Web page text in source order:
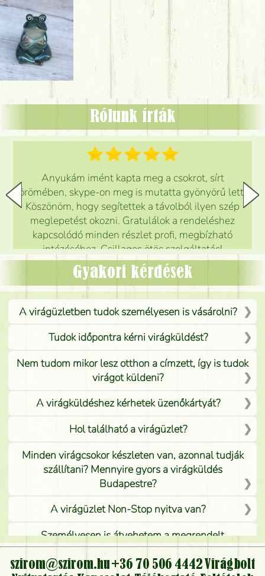
Rólunk írták
Anyukám imént kapta meg a csokrot, sírt
örömében, skype-on meg is mutatta gyönyörű lett.
Köszönöm, hogy segítettek a távolból ilyen szép
meglepetést okozni. Gratulálok a rendeléshez
kapcsolódó minden részlet profi, megbízható
intézéséhez. Csillagos ötös szolgáltatás!
Mónika
Gyakori kérdések
A virágüzletben tudok személyesen is vásárolni?
Tudok időpontra kérni virágküldést?
Nem tudom mikor lesz otthon a címzett, így is tudok
virágot küldeni?
A virágküldéshez kérhetek üzenőkártyát?
Hol található a virágüzlet?
Minden virágcsokor készleten van, azonnal tudják
szállítani? Mennyire gyors a virágküldés
Budapestre?
A virágüzlet Non-Stop nyitva van?
Személyesen is átvehetem a megrendelt
virágcsokrot, vagy csak virágküldéssel, kiszállítással
kérhető?
szirom@szirom.hu +36 70 506 4442Virágbolt